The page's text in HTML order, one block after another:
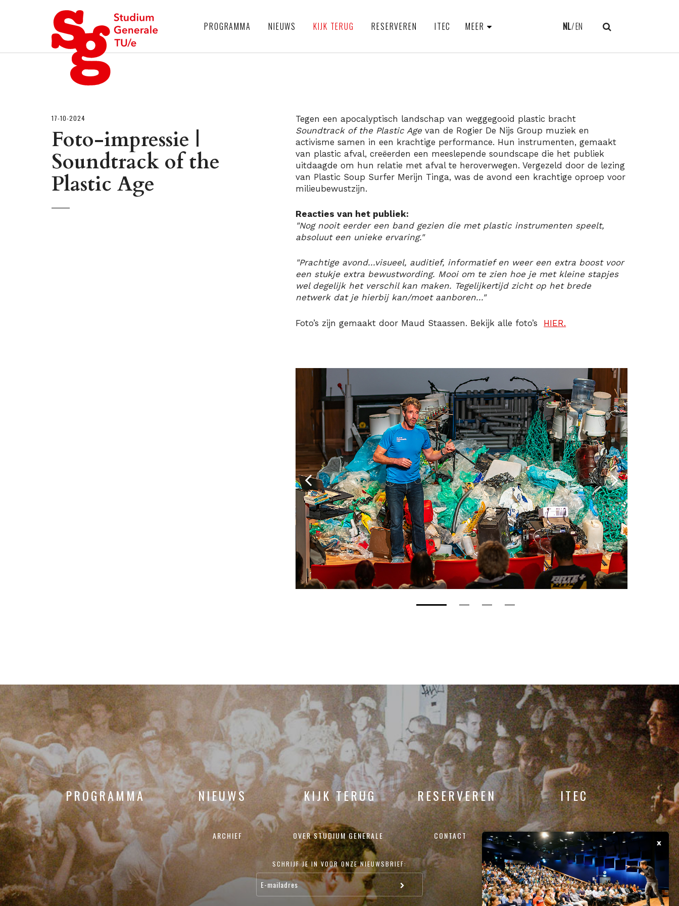
PROGRAMMA NIEUWS KIJK TERUG RESERVEREN ITEC MEER NL EN
17-10-2024
Foto-impressie |
Soundtrack of the
Plastic Age
Tegen een apocalyptisch landschap van weggegooid plastic bracht
Soundtrack of the Plastic Agevan de Rogier De Nijs Group muziek en
activisme samen in een krachtige performance. Hun instrumenten, gemaakt
van plastic afval, creëerden een meeslepende soundscape die het publiek
uitdaagde om hun relatie met afval te heroverwegen. Vergezeld door de lezing
van Plastic Soup Surfer Merijn Tinga, was de avond een krachtige oproep voor
milieubewustzijn.
Reacties van het publiek:
"Nog nooit eerder een band gezien die met plastic instrumenten speelt,
absoluut een unieke ervaring."
"Prachtige avond...visueel, auditief, informatief en weer een extra boost voor
een stukje extra bewustwording. Mooi om te zien hoe je met kleine stapjes
wel degelijk het verschil kan maken. Tegelijkertijd zicht op het brede
netwerk dat je hierbij kan/moet aanboren..."
Foto’s zijn gemaakt door Maud Staassen. Bekijk alle foto’s HIER.
PROGRAMMA NIEUWS KIJK TERUG RESERVEREN ITEC
ARCHIEF OVER STUDIUM GENERALE CONTACT
SCHRIJF JE IN VOOR ONZE NIEUWSBRIEF:
x